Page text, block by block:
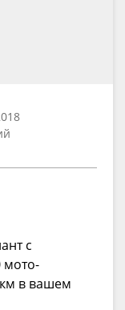
с
мото-
в вашем